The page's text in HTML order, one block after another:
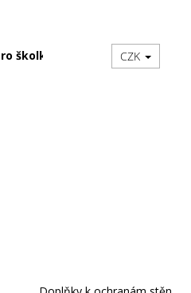
školky a školy Zachraň mě
CZK